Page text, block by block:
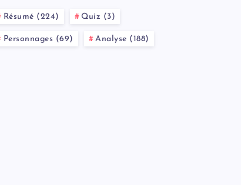
Résumé (224) Quiz (3)
Personnages (69) Analyse (188)